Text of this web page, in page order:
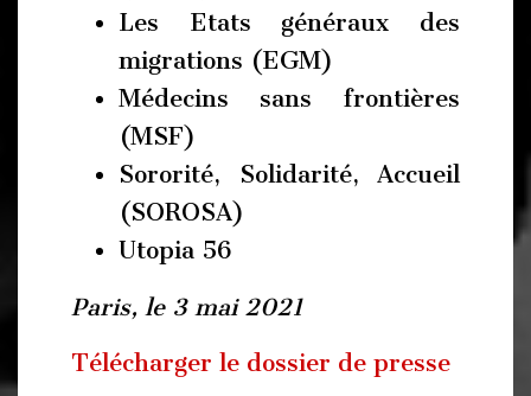
Les Etats généraux des
migrations (EGM)
Médecins sans frontières
(MSF)
Sororité, Solidarité, Accueil
(SOROSA)
Utopia 56
Paris, le 3 mai 2021
Télécharger le dossier de presse